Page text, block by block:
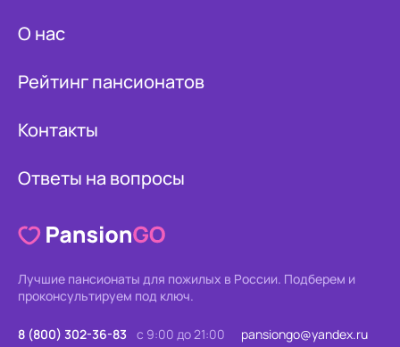
О нас
Рейтинг пансионатов
Контакты
Ответы на вопросы
Лучшие пансионаты для пожилых в России. Подберем и
проконсультируем под ключ.
8 (800) 302-36-83 с 9:00 до 21:00 pansiongo@yandex.ru